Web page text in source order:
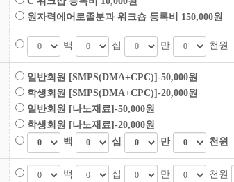
원자력에어로졸분과 워크숍 등록비 150,000원
백 십 만 천원
일반회원 [SMPS(DMA+CPC)]-50,000원
학생회원 [SMPS(DMA+CPC)]-20,000원
일반회원 [나노재료]-50,000원
학생회원 [나노재료]-20,000원
백
십 만 천원
백 십 만 천원